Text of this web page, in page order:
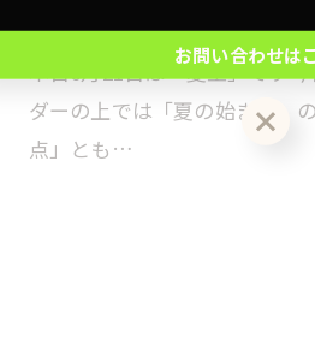
今日はなんの日？【
本日6月21日は「夏至」です
ダーの上では「夏の始まり」
点」とも…
お問い合わせは